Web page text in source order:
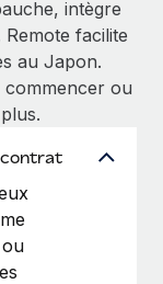
intègre
facilite
au Japon.
ou
contrat